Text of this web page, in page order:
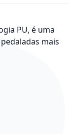
PU, é uma
mais